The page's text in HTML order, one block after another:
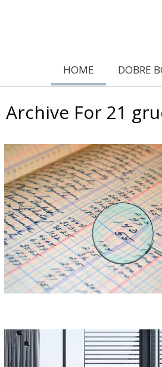
HOME DOBRE
Archive For 21